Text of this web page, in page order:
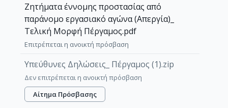
Ζητήματα έννομης προστασίας από
παράνομο εργασιακό αγώνα (Απεργία)_
Τελική Μορφή Πέργαμος.pdf
Επιτρέπεται η ανοικτή πρόσβαση
Υπεύθυνες Δηλώσεις_ Πέργαμος (1).zip
Δεν επιτρέπεται η ανοικτή πρόσβαση
Αίτημα Πρόσβασης